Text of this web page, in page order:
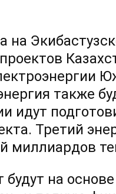
на
также
идут
Третий
миллиардов
на